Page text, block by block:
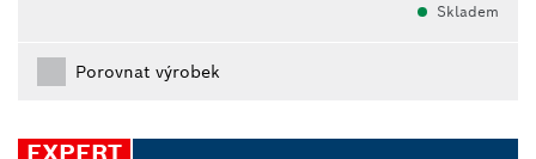
Skladem
Porovnat výrobek